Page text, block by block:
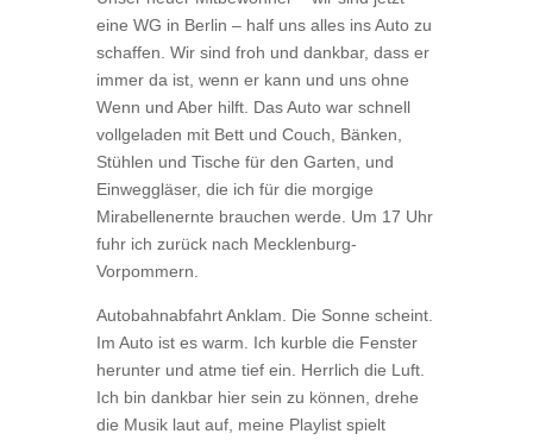
eine WG in Berlin – half uns alles ins Auto zu
schaffen. Wir sind froh und dankbar, dass er
immer da ist, wenn er kann und uns ohne
Wenn und Aber hilft. Das Auto war schnell
vollgeladen mit Bett und Couch, Bänken,
Stühlen und Tische für den Garten, und
Einweggläser, die ich für die morgige
Mirabellenernte brauchen werde. Um 17 Uhr
fuhr ich zurück nach Mecklenburg-
Vorpommern.
Autobahnabfahrt Anklam. Die Sonne scheint.
Im Auto ist es warm. Ich kurble die Fenster
herunter und atme tief ein. Herrlich die Luft.
Ich bin dankbar hier sein zu können, drehe
die Musik laut auf, meine Playlist spielt